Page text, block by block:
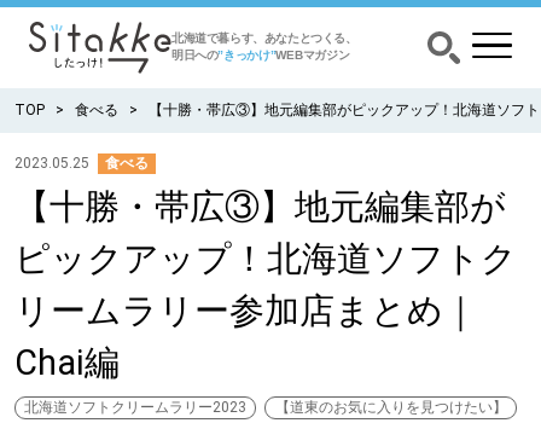
北海道で暮らす、あなたとつくる、
明日への”きっかけ”WEBマガジン
CATEGORY カテゴリー
食べる
出かける
暮らす
TOP 食べる 【十勝・帯広③】地元編集部がピックアップ！北海道ソフ
2023.05.25 食べる
【十勝・帯広③】地元編集部が
ピックアップ！北海道ソフトク
リームラリー参加店まとめ｜
Chai編
北海道ソフトクリームラリー2023
【道東のお気に入りを見つけたい】